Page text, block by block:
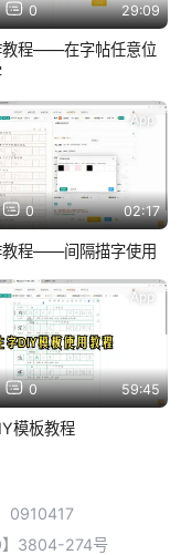
0 29:09
教程——在字帖任意位
0 02:17
App
教程——间隔描字使用
0 59:45
App
模板教程
0910417
】3804-274号